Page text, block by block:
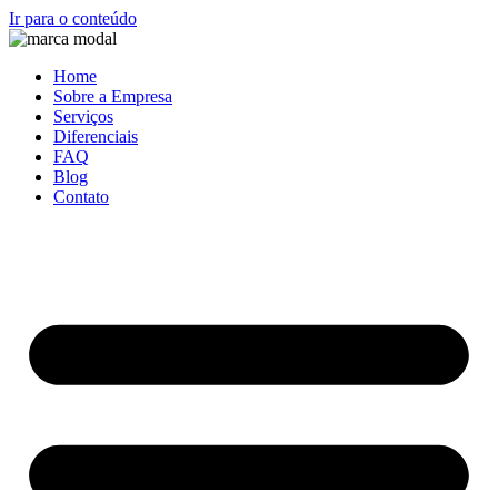
Ir para o conteúdo
Home
Sobre a Empresa
Serviços
Diferenciais
FAQ
Blog
Contato